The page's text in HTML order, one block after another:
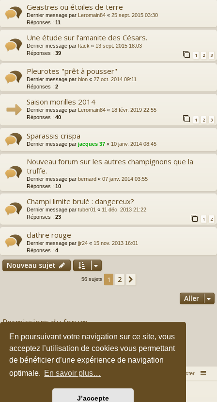
En poursuivant votre navigation sur ce site, vous
acceptez l’utilisation de cookies vous permettant
de bénéficier d’une expérience de navigation
optimale. En savoir plus…
J’accepte
Geastres ou étoiles de terre
Dernier message par Leromain84 « 25 sept. 2015 03:30
Réponses : 11
Une étude sur l'amanite des Césars.
Dernier message par Itack « 13 sept. 2015 18:03
Réponses : 39 1 2 3
Pleurotes "prêt à pousser"
Dernier message par bion « 27 oct. 2014 09:11
Réponses : 2
Saison morilles 2014
Dernier message par Leromain84 « 18 févr. 2019 22:55
Réponses : 40 1 2 3
Sparassis crispa
Dernier message par jacques 37 « 10 janv. 2014 08:45
Nouveau forum sur les autres champignons que la
truffe.
Dernier message par bernard « 07 janv. 2014 03:55
Réponses : 10
Champi limite brulé : dangereux?
Dernier message par tuber01 « 11 déc. 2013 21:22
Réponses : 23 1 2
clathre rouge
Dernier message par jjr24 « 15 nov. 2013 16:01
Réponses : 4
Nouveau sujet
56 sujets 1 2
Aller
Permissions du forum
Vous ne pouvez pas
publier de nouveaux sujets dans ce forum
Vousne pouvez pasrépondre aux sujets dans ce forum
Vousne pouvez pasmodifier vos messages dans ce forum
ne pouvez pas
supprimer vos messages dans ce forum
Vousne pouvez pastransférer de pièces jointes dans ce forum
Accueil du forum Nous contacter
Développé parphpBB® Forum Software © phpBB Limited
Style parArty